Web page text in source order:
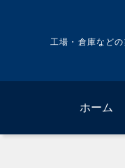
工場・倉庫など
ホーム